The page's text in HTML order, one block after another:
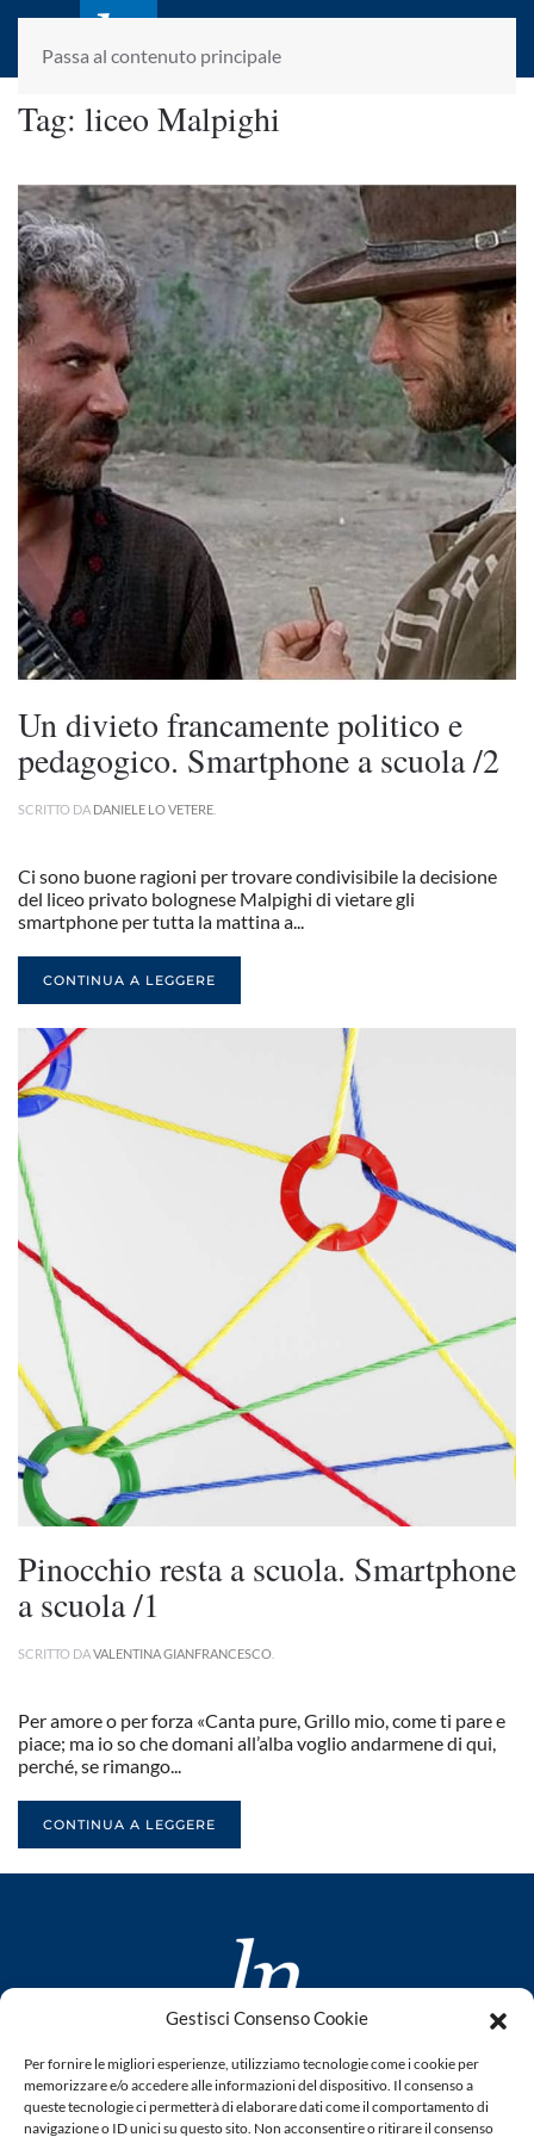
Gestisci Consenso Cookie
Per fornire le migliori esperienze, utilizziamo tecnologie come i cookie per
memorizzare e/o accedere alle informazioni del dispositivo. Il consenso a
queste tecnologie ci permetterà di elaborare dati come il comportamento di
navigazione o ID unici su questo sito. Non acconsentire o ritirare il consenso
Passa al contenuto principale
laletteraturaenoi.it
fondato da Romano Luperini
Tag: liceo Malpighi
Un divieto francamente politico e
pedagogico. Smartphone a scuola /2
SCRITTO DA DANIELE LO VETERE
Ci sono buone ragioni per trovare condivisibile la decisione
del liceo privato bolognese Malpighi di vietare gli
smartphone per tutta la mattina a...
CONTINUA A LEGGERE
Pinocchio resta a scuola. Smartphone
a scuola /1
SCRITTO DAVALENTINA GIANFRANCESCO
Per amore o per forza «Canta pure, Grillo mio, come ti pare e
piace; ma io so che domani all’alba voglio andarmene di qui,
perché, se rimango...
CONTINUA A LEGGERE
www.laletteraturaenoi.it
fondato da Romano Luperini
Questo blog non rappresenta una testata giornalistica in